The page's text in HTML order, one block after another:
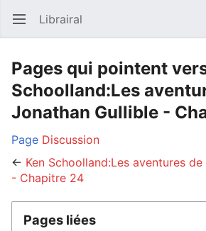
Ouvrir le menu principal Librairal
Pages qui pointent
Schoolland:Les
Jonathan Gullible -
Page Discussion
← Ken Schoolland:Les aventures
- Chapitre 24
Pages liées